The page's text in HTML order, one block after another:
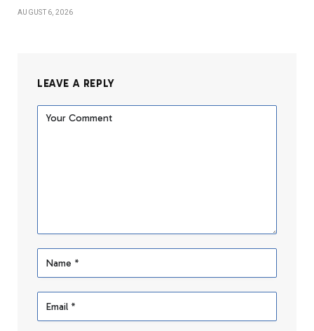
AUGUST 6, 2026
LEAVE A REPLY